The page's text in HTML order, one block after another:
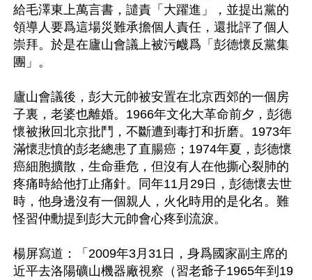
給毛澤東上萬言書，譴責「大躍進」，並提出黨的
領導人要爲這場災難承擔個人責任，還批評了個人
崇拜。於是在廬山會議上被污衊爲「彭德懷反黨集
團」。
廬山會議後，彭大元帥被安置在北京西郊的一個房
子裏，老婆也離婚。1966年文化大革命前夕，彭德
懷被揪回北京批鬥，不斷遭到毒打和折磨。1973年
滿懷悲憤的彭老總患了直腸癌；1974年夏，彭德懷
癌細胞擴散，生命垂危，但沒有人在他撕心裂肺的
疼痛時給他打止痛針。同年11月29日，彭德懷去世
時，他身邊沒有一個親人，火化時用的是化名。難
怪習仲勳提到彭大元帥會心疼到流淚。
楊屏寫道：「2009年3月31日，身爲國家副主席的
近平去洛陽礦山機器廠視察（習老爺子1965年到19